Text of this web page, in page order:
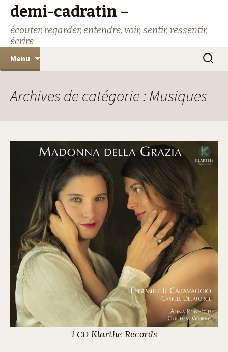
demi-cadratin –
écouter, regarder, entendre, voir, sentir, ressentir,
écrire
Menu
au
Archives de catégorie : Musiques
1 CDKlarthe Records